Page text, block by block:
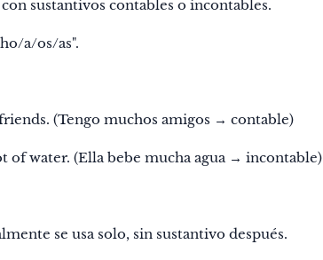
con sustantivos contables o incontables.
a/os/as".
(Tengo muchos amigos → contable)
of water. (Ella bebe mucha agua → incontable)
se usa solo, sin sustantivo después.